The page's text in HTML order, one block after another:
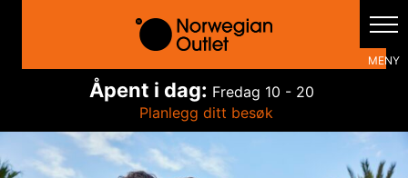
innholdet
Åpent i dag: Fredag 10 - 20
Planlegg ditt besøk